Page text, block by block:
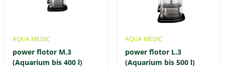
AQUA MEDIC
power flotor M.3
(Aquarium bis 400 l)
AQUA MEDIC
power flotor L.3
(Aquarium bis 500 l)